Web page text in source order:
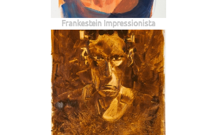
Frankestein Impressionista